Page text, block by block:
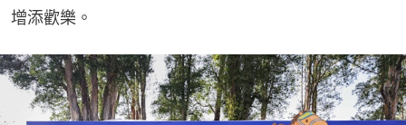
增添歡樂。